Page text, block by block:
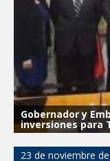
Gobernador y
inversiones para
23 de noviembre